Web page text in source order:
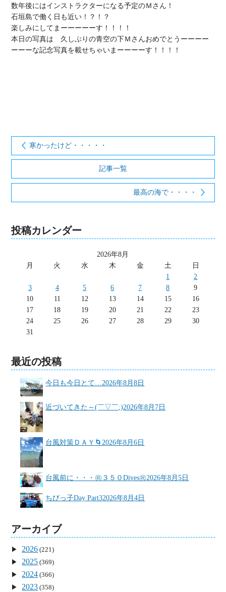
数年後にはインストラクターになる予定のＭさん！
石垣島で働く日も近い！？！？
楽しみにしてまーーーーーす！！！！
本日の写真は　久しぶりの青空の下Ｍさんおめでとうーーーー
ーーーな記念写真を載せちゃいまーーーーす！！！！
寒かったけど・・・・・
記事一覧
最高の海で・・・・
投稿カレンダー
2026年8月
月
火 水 木 金 土
日
1
2
3
4 5 6 7 8
9
10
11 12 13 14 15
16
17
18 19 20 21 22
23
24
25 26 27 28 29
30
31
最近の投稿
今日も今日とて… 2026年8月8日
近づいてきた～(￣▽￣;)2026年8月7日
台風対策ＤＡＹ🌀 2026年8月6日
台風前に・・・㊗３５０Dives㊗2026年8月5日
ちびっ子Day Part32026年8月4日
アーカイブ
2026 (221)
2025 (369)
2024 (366)
2023 (358)